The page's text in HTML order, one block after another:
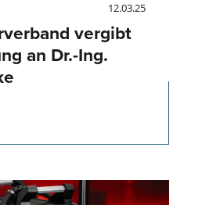
12.03.25
vergibt
an Dr.-Ing.